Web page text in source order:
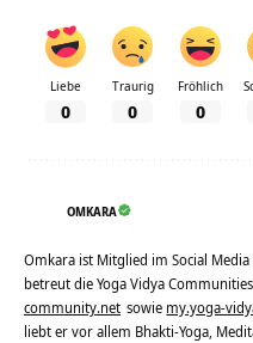
Liebe
0
Traurig
0
Fröhlich
0
OMKARA
Omkara ist Mitglied im Social Media
betreut die Yoga Vidya Communities
community.net sowie my.yoga-
liebt er vor allem Bhakti-Yoga,